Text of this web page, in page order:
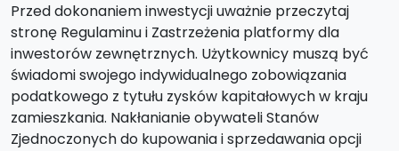
Przed dokonaniem inwestycji uważnie przeczytaj
stronę Regulaminu i Zastrzeżenia platformy dla
inwestorów zewnętrznych. Użytkownicy muszą być
świadomi swojego indywidualnego zobowiązania
podatkowego z tytułu zysków kapitałowych w kraju
zamieszkania. Nakłanianie obywateli Stanów
Zjednoczonych do kupowania i sprzedawania opcji